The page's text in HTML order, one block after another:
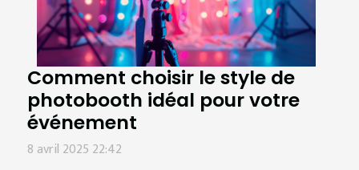
Comment choisir le style de
photobooth idéal pour votre
événement
8 avril 2025 22:42